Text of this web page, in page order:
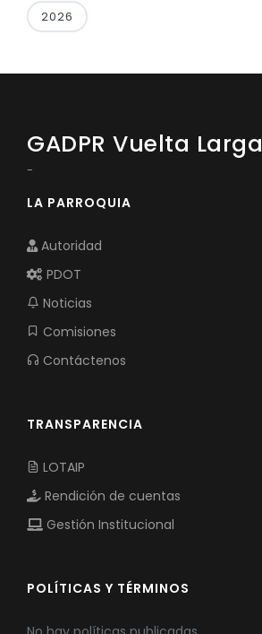
2026
GADPR Vuelta Larga
-
LA PARROQUIA
Autoridad
PDOT
Noticias
Comisiones
Contáctenos
TRANSPARENCIA
LOTAIP
Rendición de cuentas
Gestión Institucional
POLÍTICAS Y TÉRMINOS